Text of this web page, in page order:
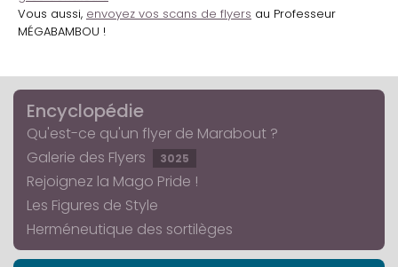
Vous aussi, envoyez vos scans de flyers au Professeur
MÉGABAMBOU !
Encyclopédie
Qu'est-ce qu'un flyer de Marabout ?
Galerie des Flyers
3025
Rejoignez la Mago Pride !
Les Figures de Style
Herméneutique des sortilèges